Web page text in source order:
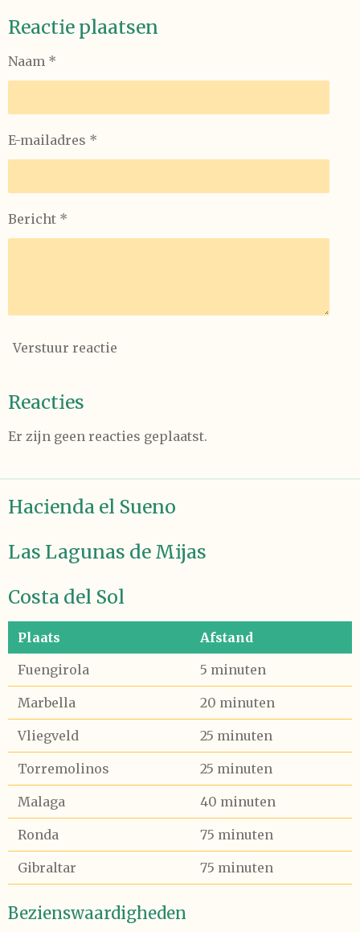
e
n
l
r
e
e
n
Reactie plaatsen
Naam *
E-mailadres *
Bericht *
Verstuur reactie
Reacties
Er zijn geen reacties geplaatst.
Hacienda el Sueno
Las Lagunas de Mijas
Costa del Sol
Plaats
Afstand
Fuengirola
5 minuten
Marbella 20 minuten
Vliegveld 25 minuten
Torremolinos 25 minuten
Malaga 40 minuten
Ronda 75 minuten
Gibraltar 75 minuten
Bezienswaardigheden